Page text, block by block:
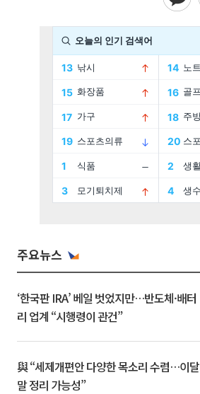
주요뉴스
‘한국판 IRA’ 베일 벗었지만…반도체·배터
리 업계 “시행령이 관건”
與 “세제개편안 다양한 목소리 수렴…이달
말 정리 가능성”